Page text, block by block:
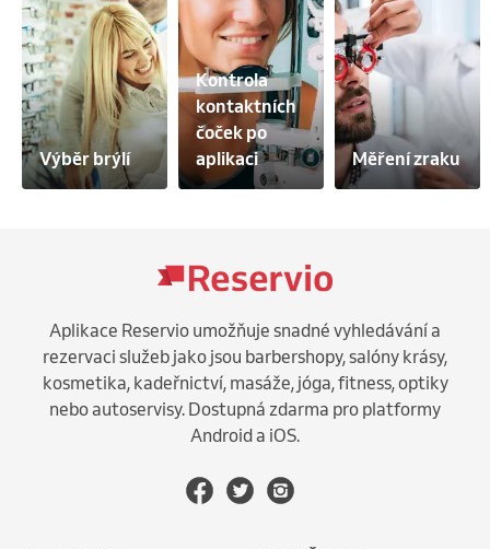
Výběr brýlí
Kontrola
kontaktních
čoček po
aplikaci
Měření zraku
Aplikace Reservio umožňuje snadné vyhledávání a
rezervaci služeb jako jsou barbershopy, salóny krásy,
kosmetika, kadeřnictví, masáže, jóga, fitness, optiky
nebo autoservisy. Dostupná zdarma pro platformy
Android a iOS.